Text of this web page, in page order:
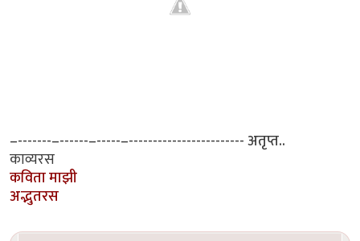
–-------–------–-----–------------------------ अतृप्त..
काव्यरस
कविता माझी
अद्भुतरस